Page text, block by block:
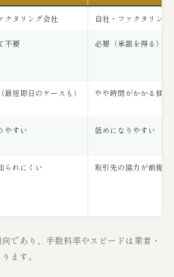
クタリング会社 自社・ファクタリン
不要 必要（承諾を得る）
最短即日のケースも） やや時間がかかる傾向
やすい 低めになりやすい
られにくい 取引先の協力が前提
であり、手数料率やスピードは業者・
ます。